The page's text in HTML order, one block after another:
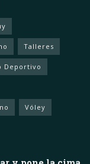
Talleres
Deportivo
Vóley